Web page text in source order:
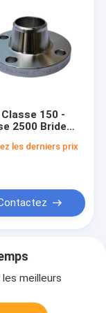
Classe 150 -
2500 Bride
Peinture
les derniers prix
meilleurs